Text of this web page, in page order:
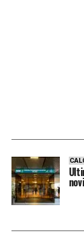
Mauricio
prossime
approdo
argentino